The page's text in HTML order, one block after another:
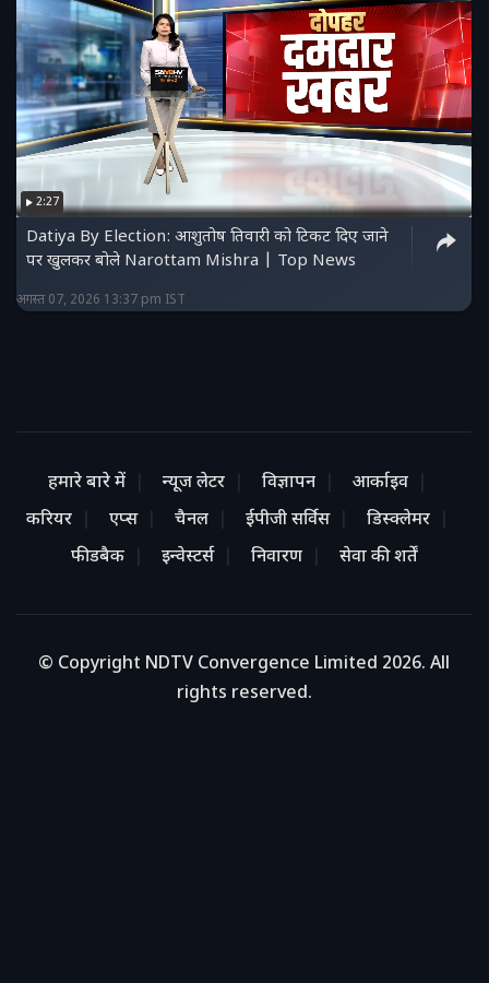
2:27
Datiya By Election: आशुतोष तिवारी को टिकट दिए जाने
पर खुलकर बोले Narottam Mishra | Top News
अगस्त 07, 2026 13:37 pm IST
हमारे बारे में न्यूज लेटर विज्ञापन
आर्काइव
करियर
एप्स चैनल ईपीजी सर्विस
डिस्क्लेमर
फीडबैक
इन्वेस्टर्स निवारण सेवा की शर्तें
© Copyright NDTV Convergence Limited 2026. All
rights reserved.